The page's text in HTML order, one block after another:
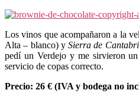
Los vinos que acompañaron a la
Alta – blanco) y Sierra de
pedí un Verdejo y me sirvieron
servicio de copas correcto.
Precio: 26 € (IVA y bodega no